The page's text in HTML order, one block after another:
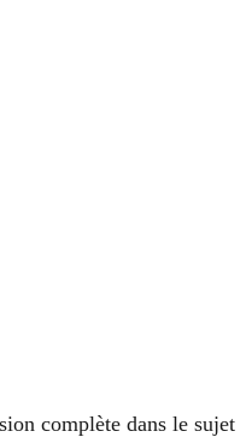
complète dans le sujet